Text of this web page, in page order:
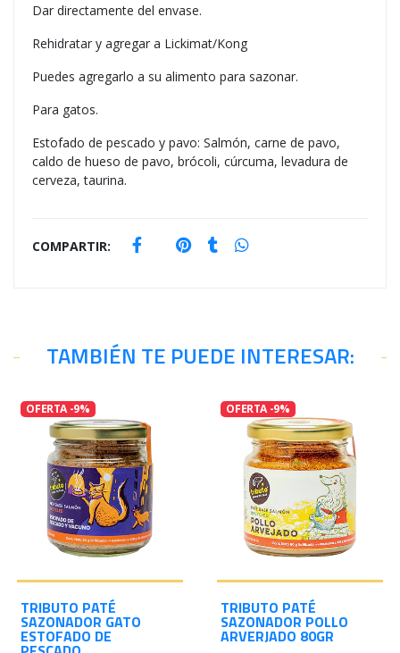
Dar directamente del envase.
Rehidratar y agregar a Lickimat/Kong
Puedes agregarlo a su alimento para sazonar.
Para gatos.
Estofado de pescado y pavo: Salmón, carne de pavo,
caldo de hueso de pavo, brócoli, cúrcuma, levadura de
cerveza, taurina.
COMPARTIR:
TAMBIÉN TE PUEDE INTERESAR:
OFERTA -9%
TRIBUTO PATÉ
SAZONADOR GATO
ESTOFADO DE
OFERTA -9%
TRIBUTO PATÉ
SAZONADOR POLLO
ARVERJADO 80GR